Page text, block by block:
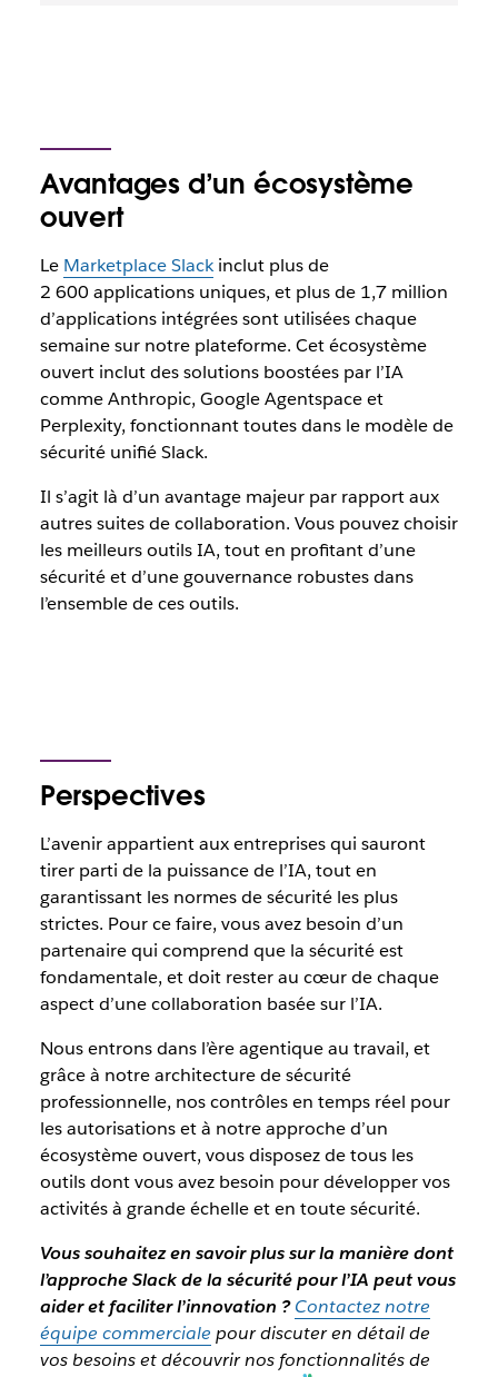
Avantages d’un écosystème
ouvert
Le Marketplace Slackinclut plus de
2 600 applications uniques, et plus de 1,7 million
d’applications intégrées sont utilisées chaque
semaine sur notre plateforme. Cet écosystème
ouvert inclut des solutions boostées par l’IA
comme Anthropic, Google Agentspace et
Perplexity, fonctionnant toutes dans le modèle de
sécurité unifié Slack.
Il s’agit là d’un avantage majeur par rapport aux
autres suites de collaboration. Vous pouvez choisir
les meilleurs outils IA, tout en profitant d’une
sécurité et d’une gouvernance robustes dans
l’ensemble de ces outils.
Perspectives
L’avenir appartient aux entreprises qui sauront
tirer parti de la puissance de l’IA, tout en
garantissant les normes de sécurité les plus
strictes. Pour ce faire, vous avez besoin d’un
partenaire qui comprend que la sécurité est
fondamentale, et doit rester au cœur de chaque
aspect d’une collaboration basée sur l’IA.
Nous entrons dans l’ère agentique au travail, et
grâce à notre architecture de sécurité
professionnelle, nos contrôles en temps réel pour
les autorisations et à notre approche d’un
écosystème ouvert, vous disposez de tous les
outils dont vous avez besoin pour développer vos
activités à grande échelle et en toute sécurité.
Vous souhaitez en savoir plus sur la manière dont
l’approche Slack de la sécurité pour l’IA peut vous
aider et faciliter l’innovation ?Contactez notre
équipe commerciale pour discuter en détail de
vos besoins et découvrir nos fonctionnalités de